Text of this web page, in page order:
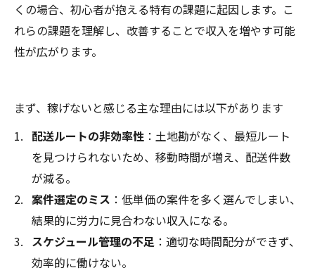
くの場合、初心者が抱える特有の課題に起因します。こ
れらの課題を理解し、改善することで収入を増やす可能
性が広がります。
まず、稼げないと感じる主な理由には以下があります
配送ルートの非効率性 ：土地勘がなく、最短ルート
を見つけられないため、移動時間が増え、配送件数
が減る。
案件選定のミス ：低単価の案件を多く選んでしまい、
結果的に労力に見合わない収入になる。
スケジュール管理の不足 ：適切な時間配分ができず、
効率的に働けない。